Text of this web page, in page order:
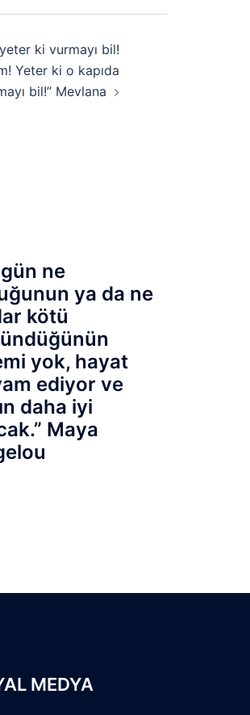
yeter ki vurmayı bil!
Yeter ki o kapıda
bil!” Mevlana
ne
ya da ne
kötü
yok, hayat
ediyor ve
daha iyi
Maya
MEDYA